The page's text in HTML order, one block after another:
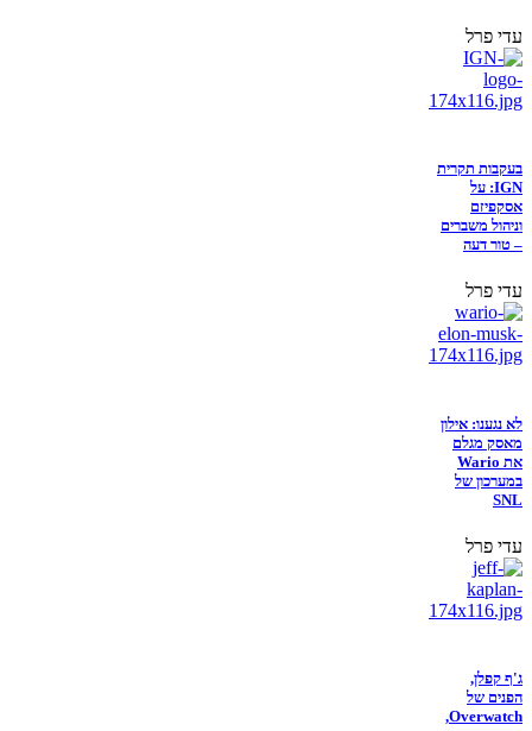
עדי פרל
בעקבות תקרית
IGN: על
אסקפיזם
וניהול משברים
– טור דעה
עדי פרל
לא נגענו: אילון
מאסק מגלם
את Wario
במערכון של
SNL
עדי פרל
ג'ף קפלן,
הפנים של
Overwatch,